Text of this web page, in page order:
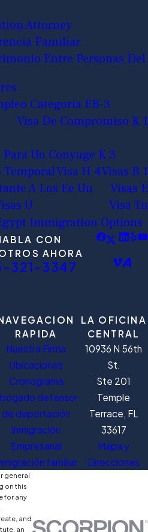
Attorney
Familiar
Entre Personas Del
Categoria EB-3
Visa De Compromiso K 1
Un Conyuge K 3
TemporalVisa H 4Visas B 1
A Los Ee Uu
Visas E
U
Visa Tn
Immigration Options
CON
AHORA
321-3347
RAPIDA
Nuestra Firma
Ubicaciones
Cronograma
defensor
de deportación
Inmigración
Empresarial
familiar
LA OFICINA
CENTRAL
10936 N 56th
St.
Ste 201
Temple
Terrace, FL
33617
Mapa y
Direcciones
general
on this
for any
and
an